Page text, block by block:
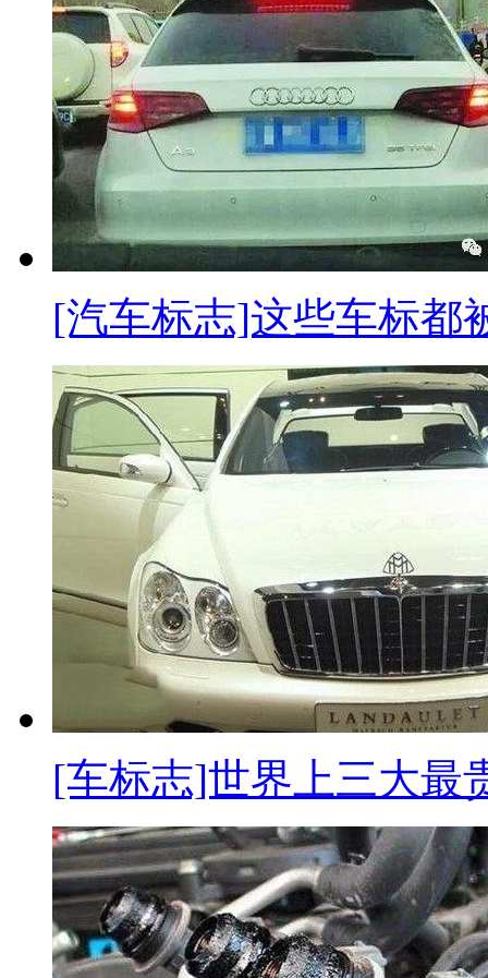
[汽车标志]这些车标都
[车标志]世界上三大最